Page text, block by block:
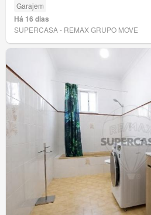
Garajem
Há 16 dias
SUPERCASA - REMAX GRUPO MOVE